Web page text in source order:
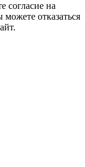
согласие на
отказаться